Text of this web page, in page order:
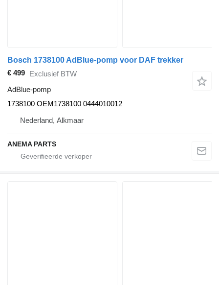
Bosch 1738100 AdBlue-pomp voor DAF trekker
€ 499 Exclusief BTW
AdBlue-pomp
1738100 OEM1738100 0444010012
Nederland, Alkmaar
ANEMA PARTS